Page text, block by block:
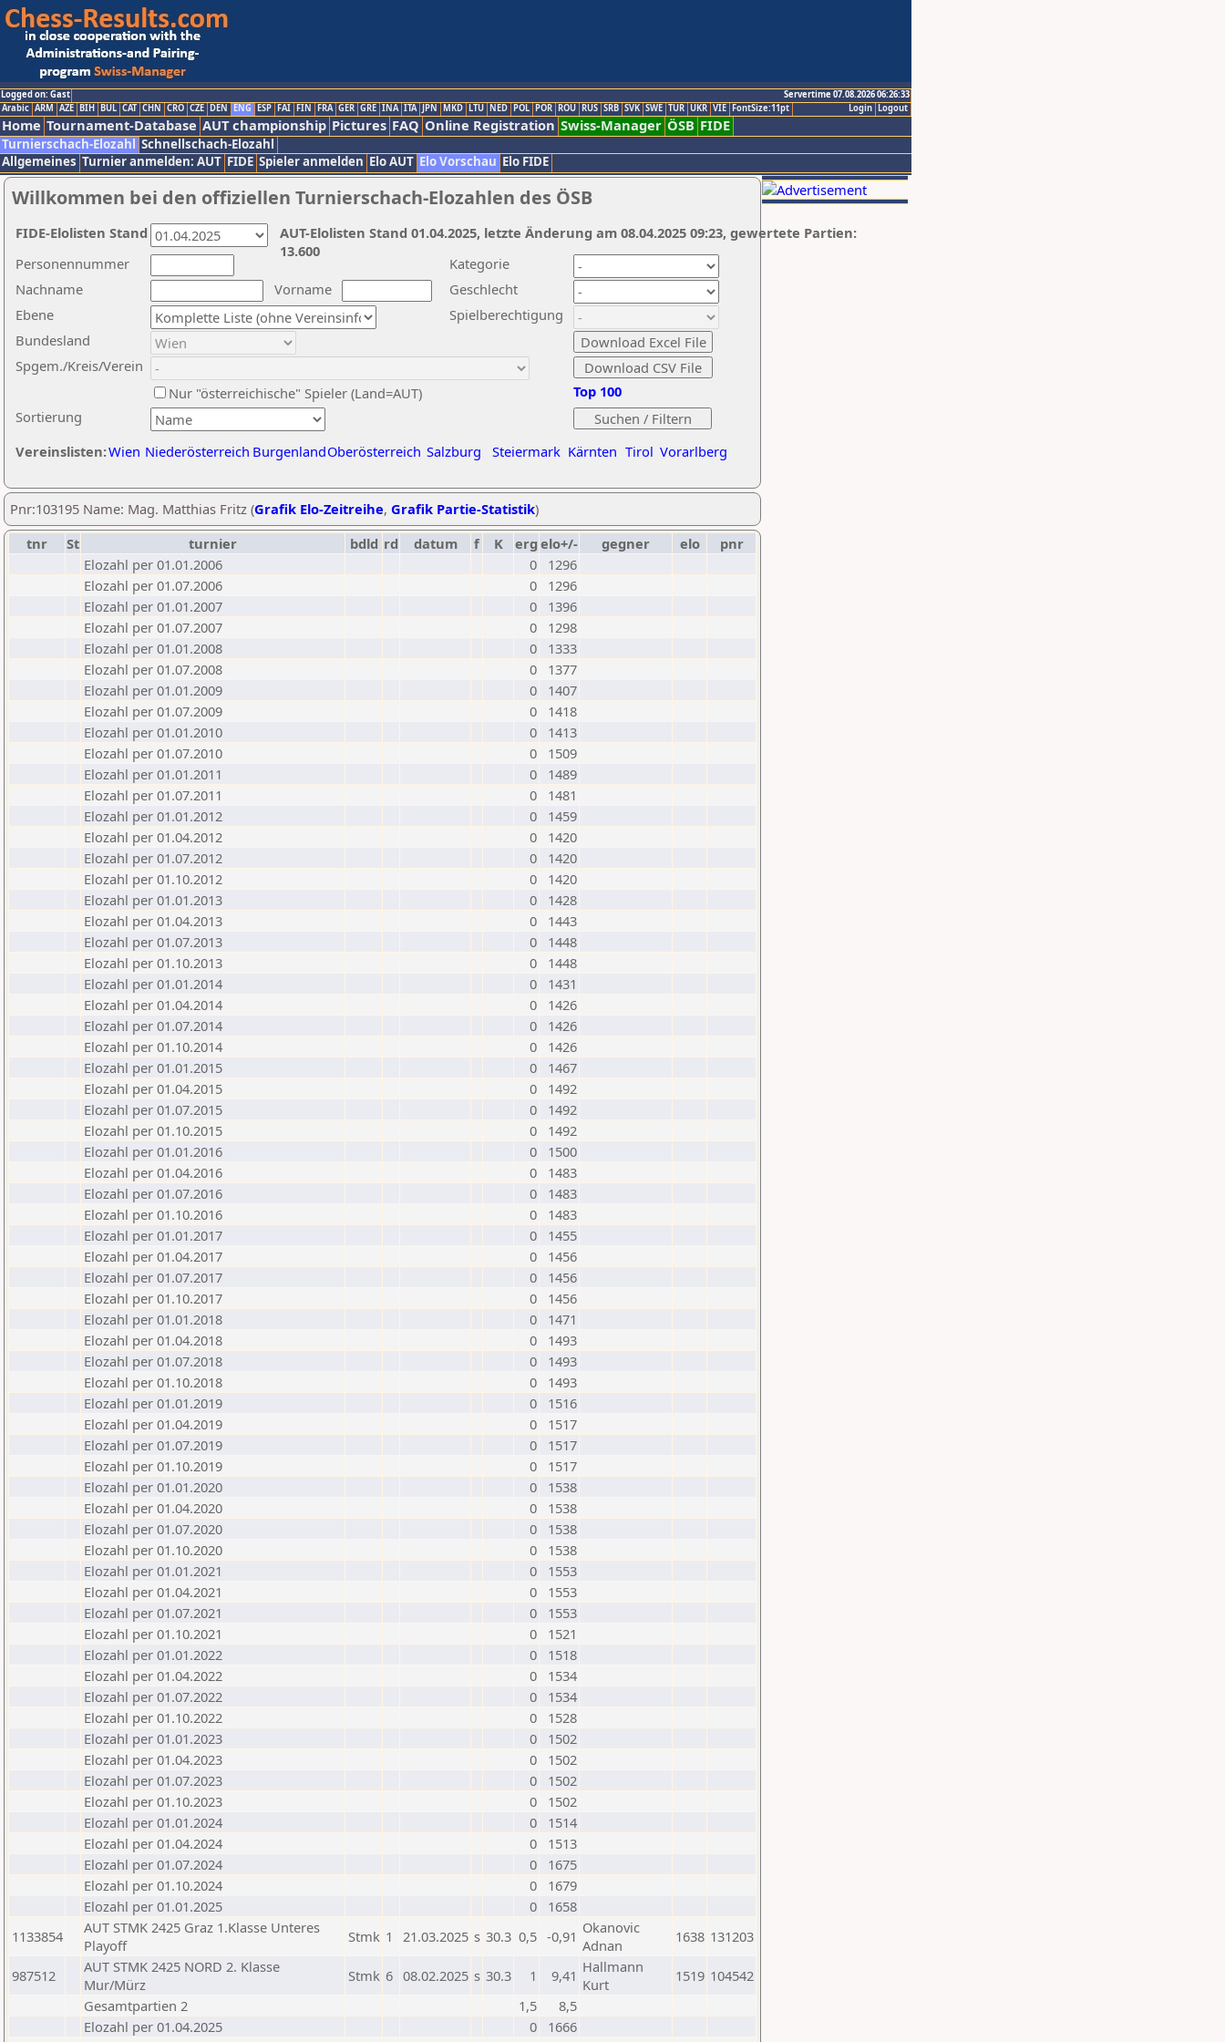
Logged on: Gast
Servertime 07.08.2026 06:26:33
Logout
Login
Arabic ARM AZE BIH BUL CAT CHN CRO CZE DEN ENG ESP FAI FIN FRA GER GRE INA ITA JPN MKD LTU NED POL POR ROU RUS SRB SVK SWE TUR UKR VIE FontSize:11pt
Home Tournament-Database AUT championship Pictures FAQ Online Registration Swiss-Manager ÖSB FIDE
Turnierschach-Elozahl Schnellschach-Elozahl
Allgemeines Turnier anmelden: AUT FIDE Spieler anmelden Elo AUT Elo Vorschau Elo FIDE
Willkommen bei den offiziellen Turnierschach-Elozahlen des ÖSB
Nachname
Vorname
Ebene
Kategorie
Sortierung
Personennummer
Bundesland
Spgem./Kreis/Verein
Geschlecht
Nur "österreichische" Spieler (Land=AUT)
Spielberechtigung
Vereinslisten:Wien Niederösterreich BurgenlandOberösterreich Salzburg Steiermark Kärnten Tirol Vorarlberg
Top 100
AUT-Elolisten Stand 01.04.2025, letzte Änderung am 08.04.2025 09:23, gewertete Partien:
13.600
FIDE-Elolisten Stand
Pnr:103195 Name: Mag. Matthias Fritz (Grafik Elo-Zeitreihe, Grafik Partie-Statistik)
tnr
St turnier bdld rd datum f K erg elo+/- gegner elo
pnr
Elozahl per 01.01.2006
0
1296
Elozahl per 01.07.2006
0
1296
Elozahl per 01.01.2007
0
1396
Elozahl per 01.07.2007
0
1298
Elozahl per 01.01.2008
0
1333
Elozahl per 01.07.2008
0
1377
Elozahl per 01.01.2009
0
1407
Elozahl per 01.07.2009
0
1418
Elozahl per 01.01.2010
0
1413
Elozahl per 01.07.2010
0
1509
Elozahl per 01.01.2011
0
1489
Elozahl per 01.07.2011
0
1481
Elozahl per 01.01.2012
0
1459
Elozahl per 01.04.2012
0
1420
Elozahl per 01.07.2012
0
1420
Elozahl per 01.10.2012
0
1420
Elozahl per 01.01.2013
0
1428
Elozahl per 01.04.2013
0
1443
Elozahl per 01.07.2013
0
1448
Elozahl per 01.10.2013
0
1448
Elozahl per 01.01.2014
0
1431
Elozahl per 01.04.2014
0
1426
Elozahl per 01.07.2014
0
1426
Elozahl per 01.10.2014
0
1426
Elozahl per 01.01.2015
0
1467
Elozahl per 01.04.2015
0
1492
Elozahl per 01.07.2015
0
1492
Elozahl per 01.10.2015
0
1492
Elozahl per 01.01.2016
0
1500
Elozahl per 01.04.2016
0
1483
Elozahl per 01.07.2016
0
1483
Elozahl per 01.10.2016
0
1483
Elozahl per 01.01.2017
0
1455
Elozahl per 01.04.2017
0
1456
Elozahl per 01.07.2017
0
1456
Elozahl per 01.10.2017
0
1456
Elozahl per 01.01.2018
0
1471
Elozahl per 01.04.2018
0
1493
Elozahl per 01.07.2018
0
1493
Elozahl per 01.10.2018
0
1493
Elozahl per 01.01.2019
0
1516
Elozahl per 01.04.2019
0
1517
Elozahl per 01.07.2019
0
1517
Elozahl per 01.10.2019
0
1517
Elozahl per 01.01.2020
0
1538
Elozahl per 01.04.2020
0
1538
Elozahl per 01.07.2020
0
1538
Elozahl per 01.10.2020
0
1538
Elozahl per 01.01.2021
0
1553
Elozahl per 01.04.2021
0
1553
Elozahl per 01.07.2021
0
1553
Elozahl per 01.10.2021
0
1521
Elozahl per 01.01.2022
0
1518
Elozahl per 01.04.2022
0
1534
Elozahl per 01.07.2022
0
1534
Elozahl per 01.10.2022
0
1528
Elozahl per 01.01.2023
0
1502
Elozahl per 01.04.2023
0
1502
Elozahl per 01.07.2023
0
1502
Elozahl per 01.10.2023
0
1502
Elozahl per 01.01.2024
0
1514
Elozahl per 01.04.2024
0
1513
Elozahl per 01.07.2024
0
1675
Elozahl per 01.10.2024
0
1679
Elozahl per 01.01.2025
0
1658
1133854
AUT STMK 2425 Graz 1.Klasse Unteres
Playoff
Stmk 1 21.03.2025 s 30.3 0,5 -0,91 Okanovic
Adnan
1638 131203
987512
AUT STMK 2425 NORD 2. Klasse
Mur/Mürz
Stmk 6 08.02.2025 s 30.3 1 9,41 Hallmann
Kurt
1519 104542
Gesamtpartien 2
1,5
8,5
Elozahl per 01.04.2025
0
1666